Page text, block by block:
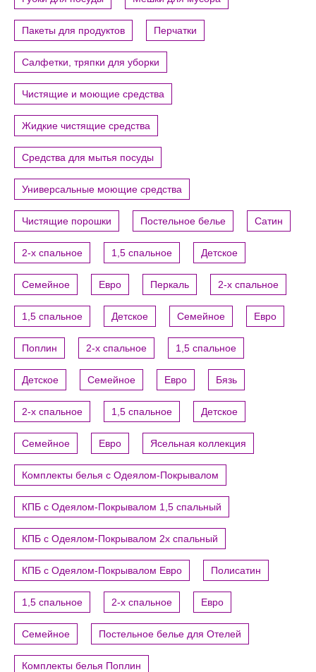
Пакеты для продуктов Перчатки
Салфетки, тряпки для уборки
Чистящие и моющие средства
Жидкие чистящие средства
Средства для мытья посуды
Универсальные моющие средства
Чистящие порошки Постельное белье Сатин
2-х спальное 1,5 спальное Детское
Семейное Евро Перкаль 2-х спальное
1,5 спальное Детское Семейное Евро
Поплин 2-х спальное 1,5 спальное
Детское Семейное Евро Бязь
2-х спальное 1,5 спальное Детское
Семейное Евро Ясельная коллекция
Комплекты белья с Одеялом-Покрывалом
КПБ с Одеялом-Покрывалом 1,5 спальный
КПБ с Одеялом-Покрывалом 2х спальный
КПБ с Одеялом-Покрывалом Евро Полисатин
1,5 спальное 2-х спальное Евро
Семейное Постельное белье для Отелей
Комплекты белья Поплин